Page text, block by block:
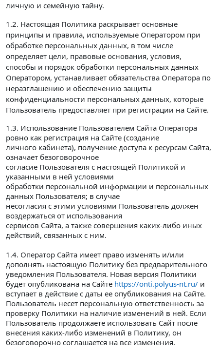
личную и семейную тайну.
1.2. Настоящая Политика раскрывает основные
принципы и правила, используемые Оператором при
обработке персональных данных, в том числе
определяет цели, правовые основания, условия,
способы и порядок обработки персональных данных
Оператором, устанавливает обязательства Оператора по
неразглашению и обеспечению защиты
конфиденциальности персональных данных, которые
Пользователь предоставляет при регистрации на Сайте.
1.3. Использование Пользователем Сайта Оператора
ровно как регистрация на Сайте (создание
личного кабинета), получение доступа к ресурсам Сайта,
означает безоговорочное
согласие Пользователя с настоящей Политикой и
указанными в ней условиями
обработки персональной информации и персональных
данных Пользователя; в случае
несогласия с этими условиями Пользователь должен
воздержаться от использования
сервисов Сайта, а также совершения каких-либо иных
действий, связанных с ним.
1.4. Оператор Сайта имеет право изменять и/или
дополнять настоящую Политику без предварительного
уведомления Пользователя. Новая версия Политики
будет опубликована на Сайте https://onti.polyus-nt.ru/ и
вступает в действие с даты ее опубликования на Сайте.
Пользователь несет персональную ответственность за
проверку Политики на наличие изменений в ней. Если
Пользователь продолжаете использовать Сайт после
внесения каких-либо изменений в Политику, он
безоговорочно соглашается на все изменения.